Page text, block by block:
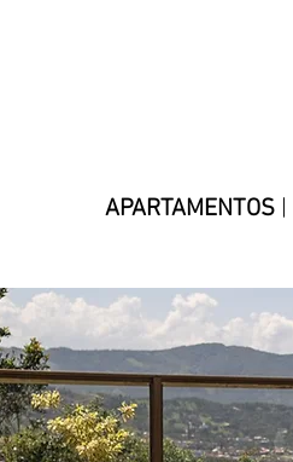
APARTAMENTOS |